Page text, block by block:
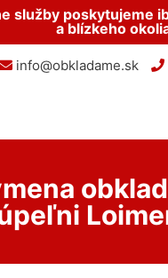
služby poskytujeme
a blízkeho
info@obkladame.sk